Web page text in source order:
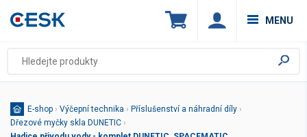
MENU
E-shop › Výčepní technika › Příslušenství a náhradní díly ›
Dřezové myčky skla DUNETIC ›